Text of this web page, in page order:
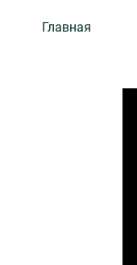
Главная